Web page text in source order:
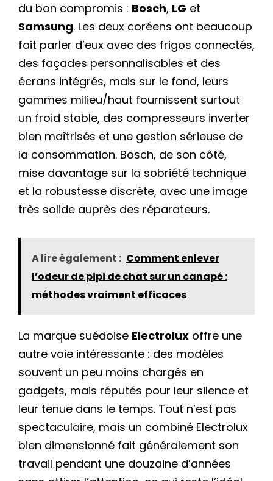
du bon compromis : Bosch, LG et
Samsung. Les deux coréens ont beaucoup
fait parler d’eux avec des frigos connectés,
des façades personnalisables et des
écrans intégrés, mais sur le fond, leurs
gammes milieu/haut fournissent surtout
un froid stable, des compresseurs inverter
bien maîtrisés et une gestion sérieuse de
la consommation. Bosch, de son côté,
mise davantage sur la sobriété technique
et la robustesse discrète, avec une image
très solide auprès des réparateurs.
A lire également : Comment enlever
l’odeur de pipi de chat sur un canapé :
méthodes vraiment efficaces
La marque suédoise Electrolux offre une
autre voie intéressante : des modèles
souvent un peu moins chargés en
gadgets, mais réputés pour leur silence et
leur tenue dans le temps. Tout n’est pas
spectaculaire, mais un combiné Electrolux
bien dimensionné fait généralement son
travail pendant une douzaine d’années